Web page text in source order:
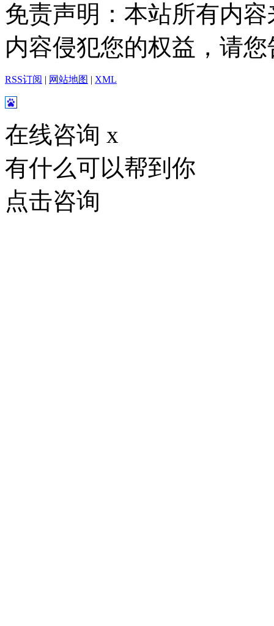
免责声明：本站所有内
内容侵犯您的权益，请
RSS订阅 | 网站地图 | XML
在线咨询 x
有什么可以帮到你
点击咨询